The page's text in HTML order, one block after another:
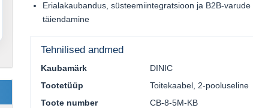
Erialakaubandus, süsteemiintegratsioon ja B2B-varude
täiendamine
Tehnilised andmed
Kaubamärk
DINIC
Tootetüüp
Toitekaabel, 2-pooluseline
Toote number
CB-8-5M-KB